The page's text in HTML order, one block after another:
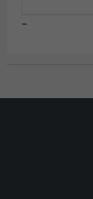
-